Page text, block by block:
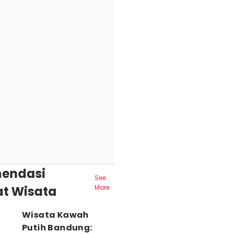
Wisata
See
More
Wisata Kawah
Putih Bandung: